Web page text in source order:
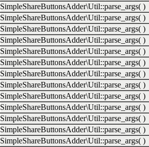
SimpleShareButtonsAdder\Util::parse_args( )
SimpleShareButtonsAdder\Util::parse_args( )
SimpleShareButtonsAdder\Util::parse_args( )
SimpleShareButtonsAdder\Util::parse_args( )
SimpleShareButtonsAdder\Util::parse_args( )
SimpleShareButtonsAdder\Util::parse_args( )
SimpleShareButtonsAdder\Util::parse_args( )
SimpleShareButtonsAdder\Util::parse_args( )
SimpleShareButtonsAdder\Util::parse_args( )
SimpleShareButtonsAdder\Util::parse_args( )
SimpleShareButtonsAdder\Util::parse_args( )
SimpleShareButtonsAdder\Util::parse_args( )
SimpleShareButtonsAdder\Util::parse_args( )